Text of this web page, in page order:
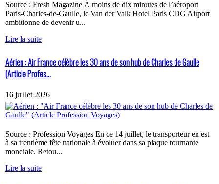
Source : Fresh Magazine À moins de dix minutes de l’aéroport
Paris-Charles-de-Gaulle, le Van der Valk Hotel Paris CDG Airport
ambitionne de devenir u...
Lire la suite
Aérien : Air France célèbre les 30 ans de son hub de Charles de Gaulle
(Article Profes...
16 juillet 2026
Source : Profession Voyages En ce 14 juillet, le transporteur en est
à sa trentième fête nationale à évoluer dans sa plaque tournante
mondiale. Retou...
Lire la suite